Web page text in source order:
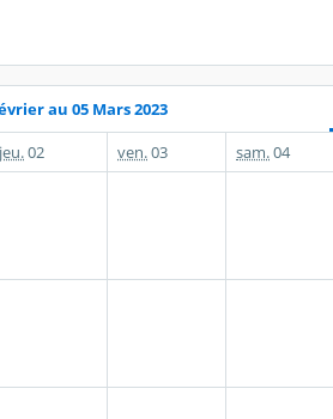
au 05 Mars 2023
jeu.02 ven.03 sam.04